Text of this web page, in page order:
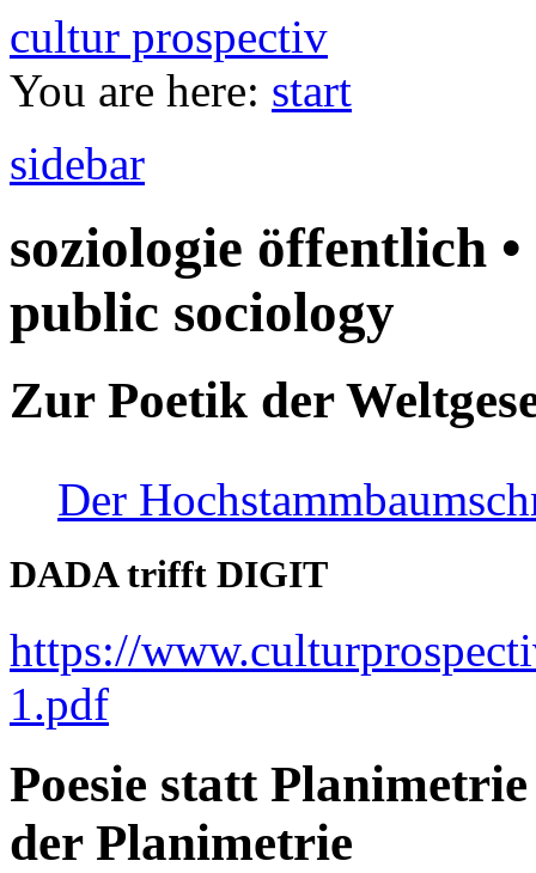
cultur prospectiv
You are here: start
sidebar
soziologie öffentlich
public sociology
Zur Poetik der
Der
DADA trifft DIGIT
https://
1.pdf
Poesie statt
der Planimetrie